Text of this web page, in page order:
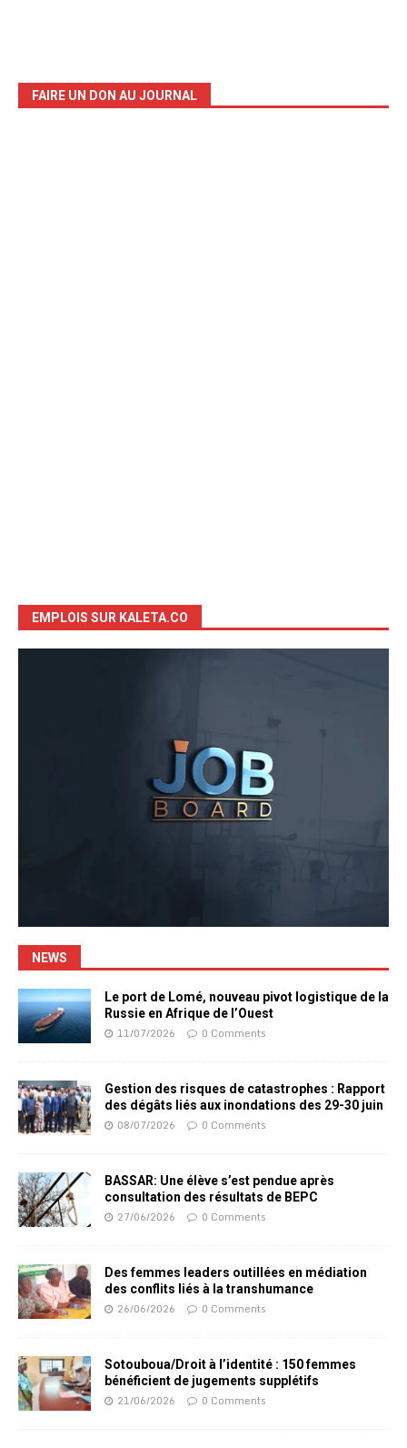
FAIRE UN DON AU JOURNAL
EMPLOIS SUR KALETA.CO
NEWS
Le port de Lomé, nouveau pivot logistique de la
Russie en Afrique de l’Ouest
11/07/2026 0 Comments
Gestion des risques de catastrophes : Rapport
des dégâts liés aux inondations des 29-30 juin
08/07/2026 0 Comments
BASSAR: Une élève s’est pendue après
consultation des résultats de BEPC
27/06/2026 0 Comments
Des femmes leaders outillées en médiation
des conflits liés à la transhumance
26/06/2026 0 Comments
Sotouboua/Droit à l’identité : 150 femmes
bénéficient de jugements supplétifs
21/06/2026 0 Comments